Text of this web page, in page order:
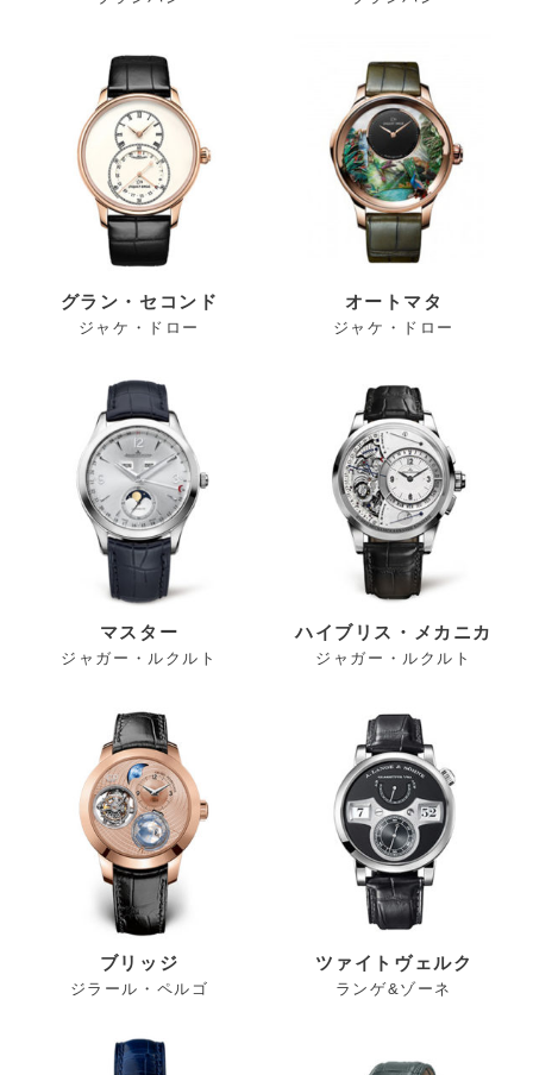
グラン・セコンド
ジャケ・ドロー
オートマタ
ジャケ・ドロー
マスター
ジャガー・ルクルト
ハイブリス・メカニカ
ジャガー・ルクルト
ブリッジ
ジラール・ペルゴ
ツァイトヴェルク
ランゲ&ゾーネ